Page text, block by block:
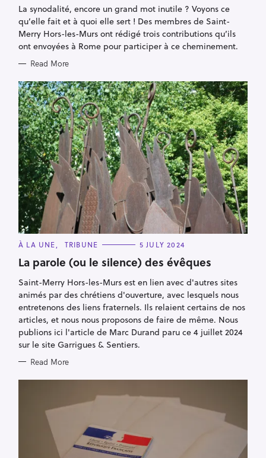
O
I
E
S
La synodalité, encore un grand mot inutile ? Voyons ce
qu’elle fait et à quoi elle sert ! Des membres de Saint-
Merry Hors-les-Murs ont rédigé trois contributions qu’ils
ont envoyées à Rome pour participer à ce cheminement.
Read More
C
T
E
O
I
E
S
À LA UNE TRIBUNE 5 JULY 2024
La parole (ou le silence) des évêques
Saint-Merry Hors-les-Murs est en lien avec d'autres sites
animés par des chrétiens d'ouverture, avec lesquels nous
entretenons des liens fraternels. Ils relaient certains de nos
articles, et nous nous proposons de faire de même. Nous
publions ici l'article de Marc Durand paru ce 4 juillet 2024
sur le site Garrigues & Sentiers.
Read More